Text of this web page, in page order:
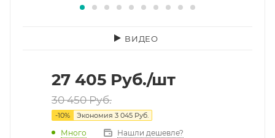
ВИДЕО
27 405 Руб./шт
30 450Руб.
-10% Экономия 3 045 Руб.
Много Нашли дешевле?